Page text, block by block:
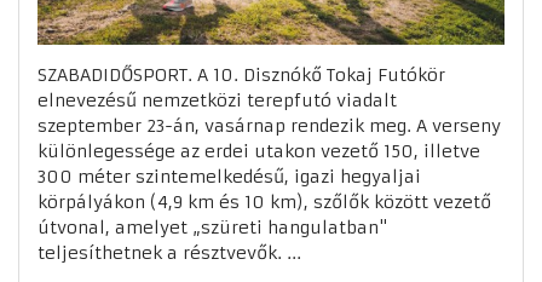
SZABADIDŐSPORT. A 10. Disznókő Tokaj Futókör
elnevezésű nemzetközi terepfutó viadalt
szeptember 23-án, vasárnap rendezik meg. A verseny
különlegessége az erdei utakon vezető 150, illetve
300 méter szintemelkedésű, igazi hegyaljai
körpályákon (4,9 km és 10 km), szőlők között vezető
útvonal, amelyet „szüreti hangulatban"
teljesíthetnek a résztvevők. ...